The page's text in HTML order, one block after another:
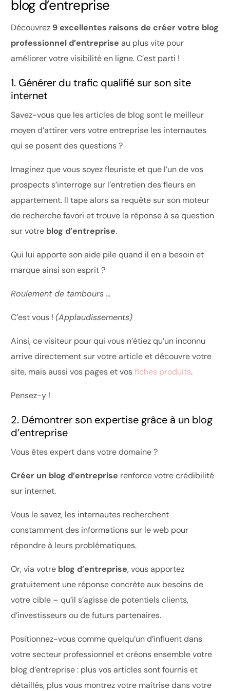
blog d’entreprise
Découvrez 9 excellentes raisons de créer votre blog
professionnel d’entreprise au plus vite pour
améliorer votre visibilité en ligne. C’est parti !
1. Générer du trafic qualifié sur son site
internet
Savez-vous que les articles de blog sont le meilleur
moyen d’attirer vers votre entreprise les internautes
qui se posent des questions ?
Imaginez que vous soyez fleuriste et que l’un de vos
prospects s’interroge sur l’entretien des fleurs en
appartement. Il tape alors sa requête sur son moteur
de recherche favori et trouve la réponse à sa question
sur votre blog d’entreprise.
Qui lui apporte son aide pile quand il en a besoin et
marque ainsi son esprit ?
Roulement de tambours …
C’est vous !(Applaudissements)
Ainsi, ce visiteur pour qui vous n’étiez qu’un inconnu
arrive directement sur votre article et découvre votre
site, mais aussi vos pages et vosfiches produits.
Pensez-y !
2. Démontrer son expertise grâce à un blog
d’entreprise
Vous êtes expert dans votre domaine ?
Créer un blog d’entreprise renforce votre crédibilité
sur internet.
Vous le savez, les internautes recherchent
constamment des informations sur le web pour
répondre à leurs problématiques.
Or, via votre blog d’entreprise, vous apportez
gratuitement une réponse concrète aux besoins de
votre cible – qu’il s’agisse de potentiels clients,
d’investisseurs ou de futurs partenaires.
Positionnez-vous comme quelqu’un d’influent dans
votre secteur professionnel etcréons ensemble votre
blog d’entreprise: plus vos articles sont fournis et
détaillés, plus vous montrez votre maîtrise dans votre